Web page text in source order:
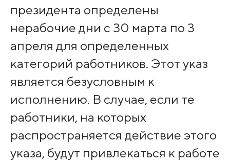
президента определены
нерабочие дни с 30 марта по 3
апреля для определенных
категорий работников. Этот указ
является безусловным к
исполнению. В случае, если те
работники, на которых
распространяется действие этого
указа, будут привлекаться к работе